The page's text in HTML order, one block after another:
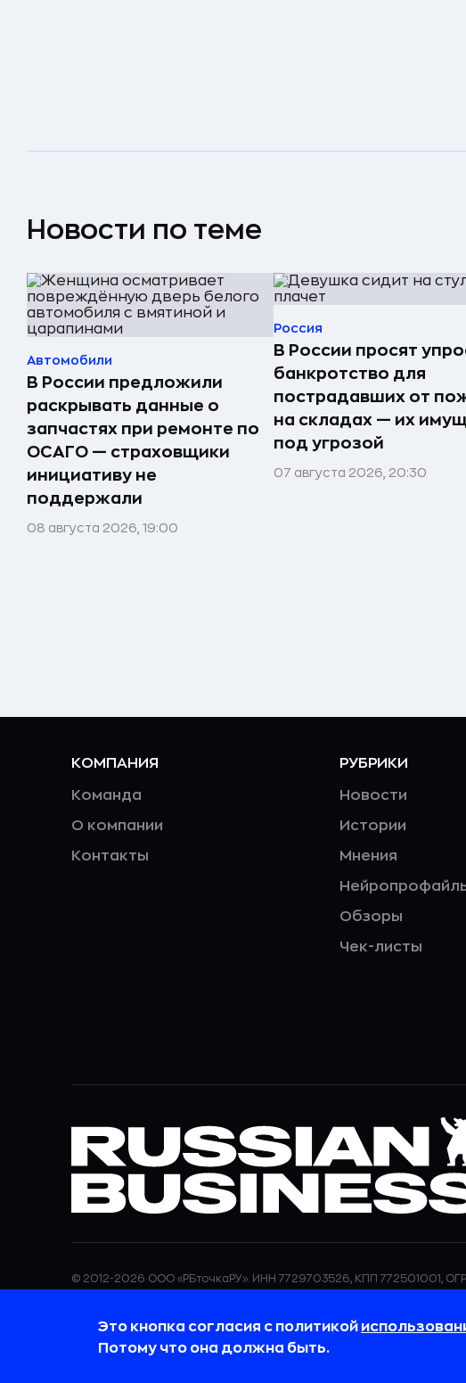
Новости по теме
Автомобили
В России предложили
раскрывать данные о
запчастях при ремонте по
ОСАГО — страховщики
инициативу не
поддержали
08 августа 2026, 19:00
Россия
В России просят
банкротство для
пострадавших от
на складах — их
под угрозой
07 августа 2026, 20:30
КОМПАНИЯ
Команда
О компании
Контакты
РУБРИКИ
Новости
Истории
Мнения
Обзоры
Чек-листы
© 2012-2026 ООО «РБточкаРУ». ИНН 7729703526, КПП 772501001, ОГРН
требованиях к защите персональных данных отражены в
обработки персональных данных.
Это кнопка согласия с политикой
Потому что она должна быть.